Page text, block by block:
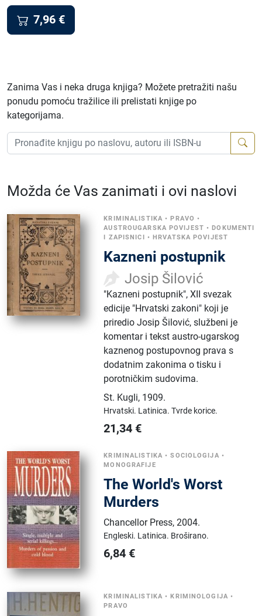
7,96 €
Zanima Vas i neka druga knjiga? Možete pretražiti našu
ponudu pomoću tražilice ili prelistati knjige po
kategorijama.
Možda će Vas zanimati i ovi naslovi
KRIMINALISTIKA •PRAVO •
AUSTROUGARSKA POVIJEST •DOKUMENTI
I ZAPISNICI •HRVATSKA POVIJEST
Kazneni postupnik
Josip Šilović
"Kazneni postupnik", XII svezak
edicije "Hrvatski zakoni" koji je
priredio Josip Šilović, službeni je
komentar i tekst austro-ugarskog
kaznenog postupovnog prava s
dodatnim zakonima o tisku i
porotničkim sudovima.
St. Kugli, 1909.
Hrvatski. Latinica.Tvrde korice.
21,34 €
KRIMINALISTIKA •SOCIOLOGIJA •
MONOGRAFIJE
The World's Worst
Murders
Chancellor Press,2004.
Engleski. Latinica. Broširano.
6,84 €
KRIMINALISTIKA • KRIMINOLOGIJA •
PRAVO